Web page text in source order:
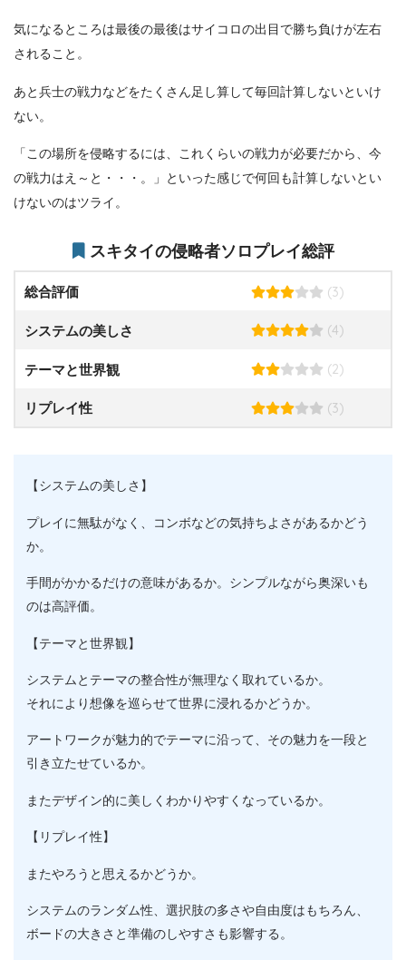
気になるところは最後の最後はサイコロの出目で勝ち負けが左右
されること。
あと兵士の戦力などをたくさん足し算して毎回計算しないといけ
ない。
「この場所を侵略するには、これくらいの戦力が必要だから、今
の戦力はえ～と・・・。」といった感じで何回も計算しないとい
けないのはツライ。
スキタイの侵略者ソロプレイ総評
総合評価 (3)
システムの美しさ (4)
テーマと世界観 (2)
リプレイ性 (3)
【システムの美しさ】
プレイに無駄がなく、コンボなどの気持ちよさがあるかどう
か。
手間がかかるだけの意味があるか。シンプルながら奥深いも
のは高評価。
【テーマと世界観】
システムとテーマの整合性が無理なく取れているか。
それにより想像を巡らせて世界に浸れるかどうか。
アートワークが魅力的でテーマに沿って、その魅力を一段と
引き立たせているか。
またデザイン的に美しくわかりやすくなっているか。
【リプレイ性】
またやろうと思えるかどうか。
システムのランダム性、選択肢の多さや自由度はもちろん、
ボードの大きさと準備のしやすさも影響する。